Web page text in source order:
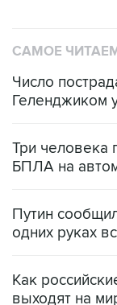
САМОЕ
Число
Геленджиком
Три человека
БПЛА на
Путин
одних руках
Как
выходят на